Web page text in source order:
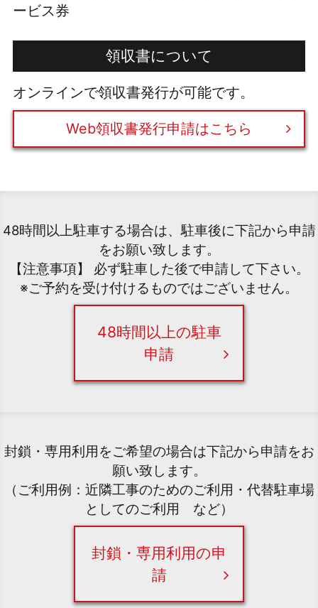
ービス券
領収書について
オンラインで領収書発行が可能です。
Web領収書発行申請はこちら
48時間以上駐車する場合は、駐車後に下記から申請
をお願い致します。
【注意事項】 必ず駐車した後で申請して下さい。
※ご予約を受け付けるものではございません。
48時間以上の駐車
申請
封鎖・専用利用をご希望の場合は下記から申請をお
願い致します。
（ご利用例：近隣工事のためのご利用・代替駐車場
としてのご利用 など）
封鎖・専用利用の申
請